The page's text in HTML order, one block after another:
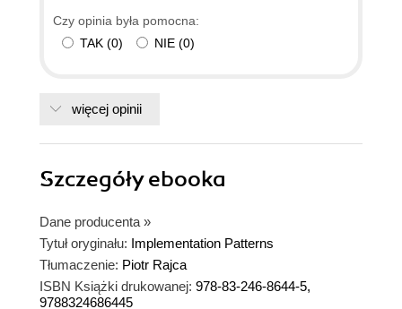
Czy opinia była pomocna:
TAK (0) NIE (0)
więcej opinii
Szczegółyebooka
Dane producenta »
Tytuł oryginału: Implementation Patterns
Tłumaczenie: Piotr Rajca
ISBN Książki drukowanej: 978-83-246-8644-5,
9788324686445